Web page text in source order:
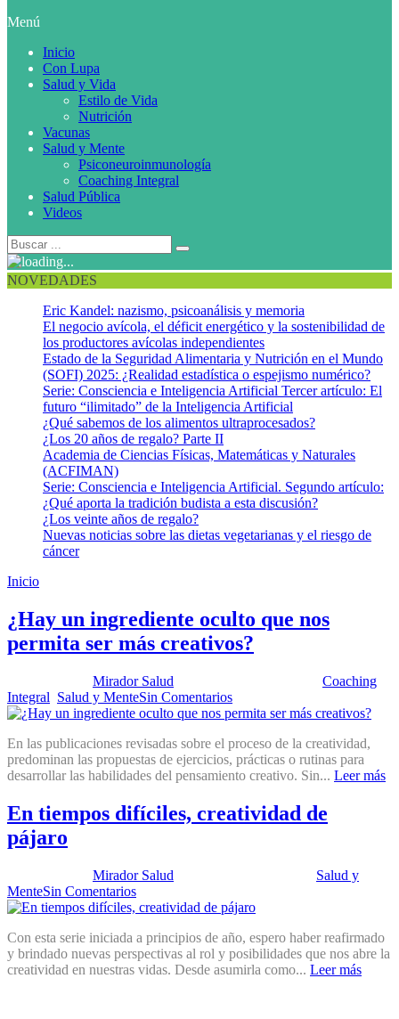
Menú
Inicio
Con Lupa
Salud y Vida
Estilo de Vida
Nutrición
Vacunas
Salud y Mente
Psiconeuroinmunología
Coaching Integral
Salud Pública
Videos
NOVEDADES
Eric Kandel: nazismo, psicoanálisis y memoria
El negocio avícola, el déficit energético y la sostenibilidad de
los productores avícolas independientes
Estado de la Seguridad Alimentaria y Nutrición en el Mundo
(SOFI) 2025: ¿Realidad estadística o espejismo numérico?
Serie: Consciencia e Inteligencia Artificial Tercer artículo: El
futuro “ilimitado” de la Inteligencia Artificial
¿Qué sabemos de los alimentos ultraprocesados?
¿Los 20 años de regalo? Parte II
Academia de Ciencias Físicas, Matemáticas y Naturales
(ACFIMAN)
Serie: Consciencia e Inteligencia Artificial. Segundo artículo:
¿Qué aporta la tradición budista a esta discusión?
¿Los veinte años de regalo?
Nuevas noticias sobre las dietas vegetarianas y el riesgo de
cáncer
Inicio
¿Hay un ingrediente oculto que nos
permita ser más creativos?
Mirador Salud
Coaching
Integral Salud y MenteSin Comentarios
En las publicaciones revisadas sobre el proceso de la creatividad,
predominan las propuestas de ejercicios, prácticas o rutinas para
desarrollar las habilidades del pensamiento creativo. Sin... Leer más
En tiempos difíciles, creatividad de
pájaro
Mirador Salud
Salud y
MenteSin Comentarios
Con esta serie iniciada a principios de año, espero haber reafirmado
y brindado nuevas perspectivas al rol y posibilidades que nos abre la
creatividad en nuestras vidas. Desde asumirla como... Leer más